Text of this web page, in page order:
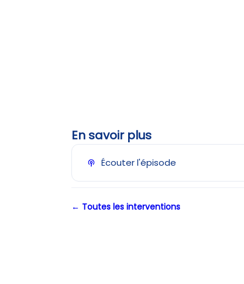
En savoir plus
Écouter l'épisode
← Toutes les interventions